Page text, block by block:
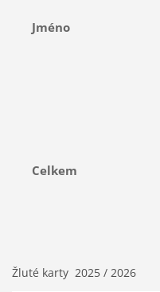
Jméno
Celkem
Žluté karty 2025 / 2026